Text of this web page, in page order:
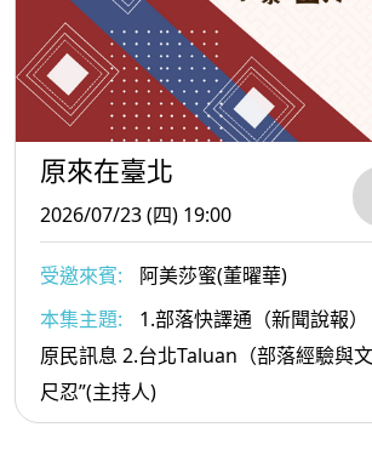
原來在臺北
2026/07/23 (四) 19:00
受邀來賓:
阿美莎蜜(董曜華)
本集主題:
1.部落快譯通（新聞說報
原民訊息 2.台北Taluan（部落經驗與文化）：部落”主
尺忍”(主持人)